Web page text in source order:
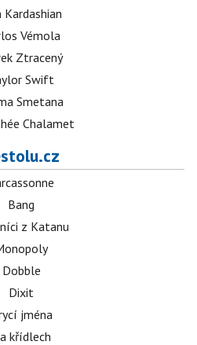
Kardashian
Vémola
Ztracený
Swift
Smetana
Chalamet
Bang
z Katanu
Dobble
Dixit
jména
křídlech